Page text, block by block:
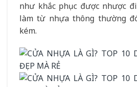
như khắc phục được nhược
làm từ nhựa thông thường
kém.